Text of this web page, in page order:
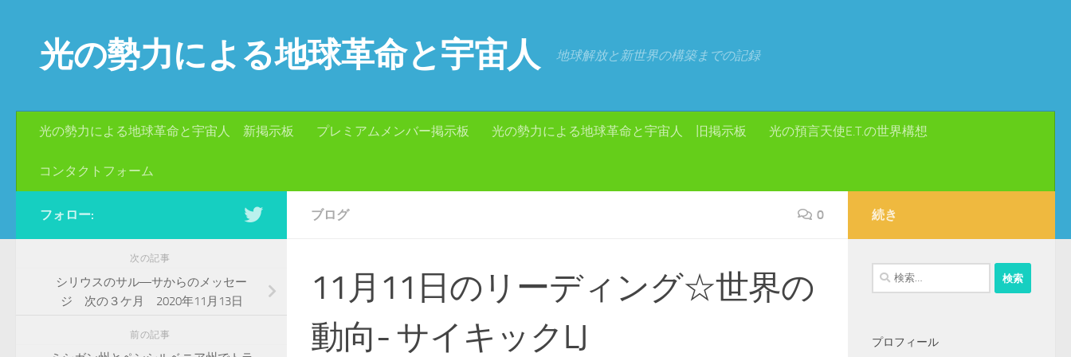
光の勢力による地球革命と宇宙人 地球解放と新世界の構築までの記録
光の勢力による地球革命と宇宙人 新掲示板 プレミアムメンバー掲示板 光の勢力による地球革命と宇宙人 旧掲示板 光の預言天使E.T.の世界構想
コンタクトフォーム
ブログ 0
11月11日のリーディング☆世界の
動向- サイキックLJ
フォロー:
次の記事
シリウスのサル―サからのメッセー
ジ 次の３ケ月 2020年11月13日
前の記事
続き
検
索:
プロフィール